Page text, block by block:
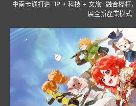
中南卡通打造 “IP + 科技 + 文旅” 融合標杆
展全新產業模式